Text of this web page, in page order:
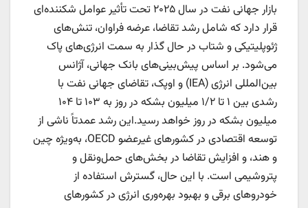
بازار جهانی نفت در سال ۲۰۲۵ تحت تأثیر عوامل شکننده‌ای
قرار دارد که شامل رشد تقاضا، عرضه فراوان، تنش‌های
ژئوپلیتیکی و شتاب در حال گذار به سمت انرژی‌های پاک
می‌شود. بر اساس پیش‌بینی‌های بانک جهانی، آژانس
بین‌المللی انرژی (IEA) و اوپک، تقاضای جهانی نفت با
رشدی بین ۱ تا ۱/۲ میلیون بشکه در روز به ۱۰۳ تا ۱۰۴
میلیون بشکه در روز خواهد رسید.این رشد عمدتاً ناشی از
توسعه اقتصادی در کشور‌های غیرعضو OECD، به‌ویژه چین
و هند، و افزایش تقاضا در بخش‌های حمل‌ونقل و
پتروشیمی است. با این حال، گسترش استفاده از
خودرو‌های برقی و بهبود بهره‌وری انرژی در کشور‌های